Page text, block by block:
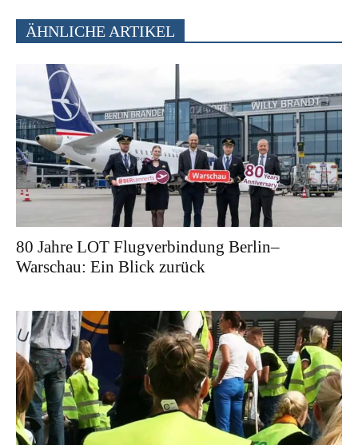
ÄHNLICHE ARTIKEL
80 Jahre LOT Flugverbindung Berlin–
Warschau: Ein Blick zurück